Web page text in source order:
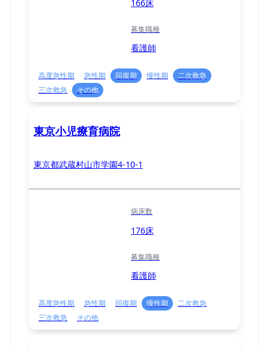
166床
募集職種
看護師
高度急性期 急性期 回復期 慢性期
二次救急
三次救急
その他
東京小児療育病院
東京都武蔵村山市学園4-10-1
病床数
176床
募集職種
看護師
高度急性期 急性期 回復期 慢性期
二次救急
三次救急
その他